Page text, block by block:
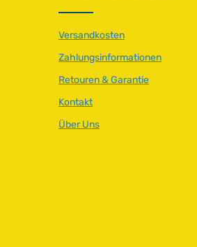
Versandkosten
Zahlungsinformationen
Retouren & Garantie
Kontakt
Über Uns